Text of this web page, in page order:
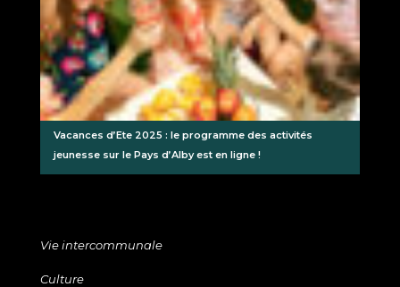
Vacances d’Ete 2025 : le programme des activités
jeunesse sur le Pays d’Alby est en ligne !
Vie intercommunale
Culture